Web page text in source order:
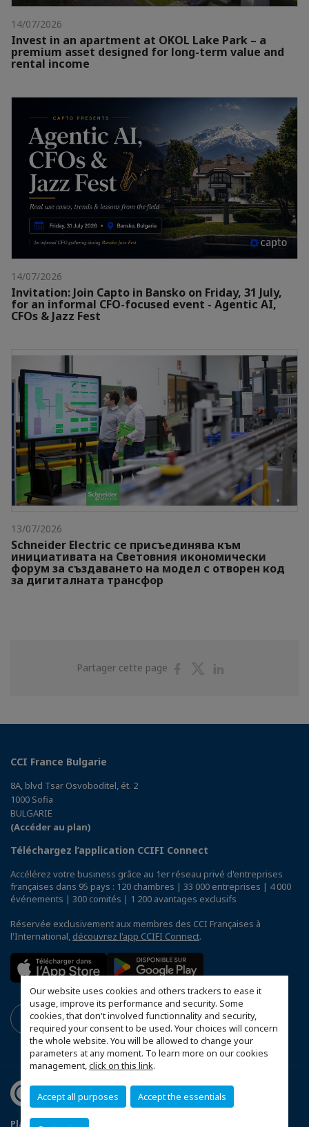
Our website uses cookies and others trackers to ease it
usage, improve its performance and security. Some
cookies, that don't involved functionnality and security,
required your consent to be used. Your choices will concern
the whole website. You will be allowed to change your
parameters at any moment. To learn more on our cookies
management,click on this link.
Accept all purposes Accept the essentials
14/07/2026
Invest in an apartment at OKOL Lake Park – a
premium asset designed for long-term value and
rental income
14/07/2026
Invitation: Join Capto in Bansko on Friday, 31 July,
for an informal CFO-focused event - Agentic AI,
CFOs & Jazz Fest
13/07/2026
Schneider Electric се присъединява към
инициативата на Световния икономически
форум за създаването на модел с отворен код
за дигиталната трансфор
Partager cette page
PartagerPartager
CCI France Bulgarie
8A, blvd Tsar Osvoboditel, ét. 2
1000 Sofia
BULGARIE
(Accéder au plan)
Téléchargez l’application CCIFI Connect
Accélérez votre business grâce au 1er réseau privé d'entreprises
françaises dans 95 pays : 120 chambres | 33 000 entreprises | 4 000
événements | 300 comités | 1 200 avantages exclusifs
Réservée exclusivement aux membres des CCI Françaises à
l'International, découvrez l'app CCIFI Connect.
Plan du site Mentions légales